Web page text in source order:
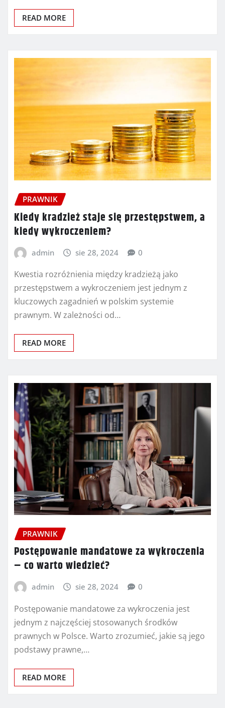
READ MORE
PRAWNIK
Kiedy kradzież staje się przestępstwem, a
kiedy wykroczeniem?
admin sie 28, 2024 0
Kwestia rozróżnienia między kradzieżą jako
przestępstwem a wykroczeniem jest jednym z
kluczowych zagadnień w polskim systemie
prawnym. W zależności od…
READ MORE
PRAWNIK
Postępowanie mandatowe za wykroczenia
– co warto wiedzieć?
admin sie 28, 2024 0
Postępowanie mandatowe za wykroczenia jest
jednym z najczęściej stosowanych środków
prawnych w Polsce. Warto zrozumieć, jakie są jego
podstawy prawne,…
READ MORE